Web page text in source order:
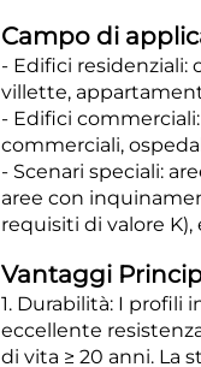
Campo di
- Edifici residenziali:
villette,
- Edifici
commerciali,
- Scenari speciali:
aree con
requisiti di valore K),
Vantaggi
1. Durabilità: I profili
eccellente
di vita ≥ 20 anni. La